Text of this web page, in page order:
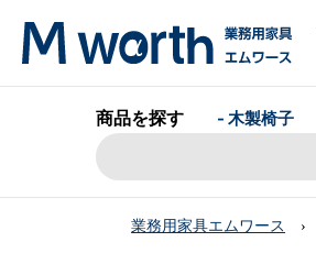
商品を探す - 木製椅子
業務用家具エムワース